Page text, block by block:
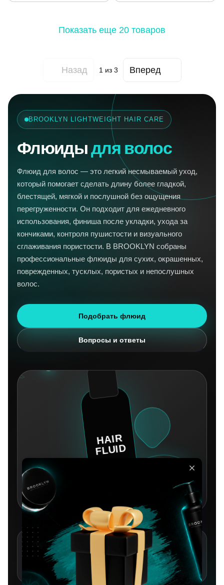
Показать еще 20 товаров
Назад 1 из 3 Вперед
BROOKLYN LIGHTWEIGHT HAIR CARE
Флюидыдля волос
Флюид для волос — это легкий несмываемый уход,
который помогает сделать длину более гладкой,
блестящей, мягкой и послушной без ощущения
перегруженности. Он подходит для ежедневного
использования, финиша после укладки, ухода за
кончиками, контроля пушистости и визуального
сглаживания пористости. В BROOKLYN собраны
профессиональные флюиды для сухих, окрашенных,
поврежденных, тусклых, пористых и непослушных
волос.
Подобрать флюид
Вопросы и ответы
Легкая текстура
Уход без лишней тяжести для ежедневного
использования и финиша.